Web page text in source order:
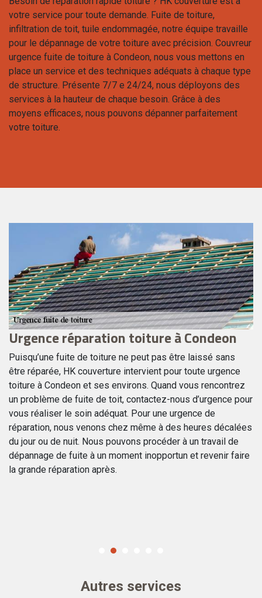
votre service pour toute demande. Fuite de toiture,
infiltration de toit, tuile endommagée, notre équipe travaille
pour le dépannage de votre toiture avec précision. Couvreur
urgence fuite de toiture à Condeon, nous vous mettons en
place un service et des techniques adéquats à chaque type
de structure. Présente 7/7 e 24/24, nous déployons des
services à la hauteur de chaque besoin. Grâce à des
moyens efficaces, nous pouvons dépanner parfaitement
votre toiture.
Urgence réparation toiture à Condeon
Puisqu’une fuite de toiture ne peut pas être laissé sans
être réparée, HK couverture intervient pour toute urgence
toiture à Condeon et ses environs. Quand vous rencontrez
un problème de fuite de toit, contactez-nous d’urgence pour
vous réaliser le soin adéquat. Pour une urgence de
réparation, nous venons chez même à des heures décalées
du jour ou de nuit. Nous pouvons procéder à un travail de
dépannage de fuite à un moment inopportun et revenir faire
la grande réparation après.
Autres services